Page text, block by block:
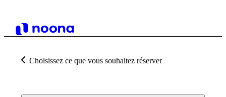
Choisissez ce que vous souhaitez réserver